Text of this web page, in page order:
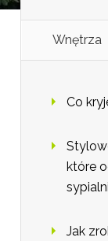
Wnętrza
Co
które
Jak